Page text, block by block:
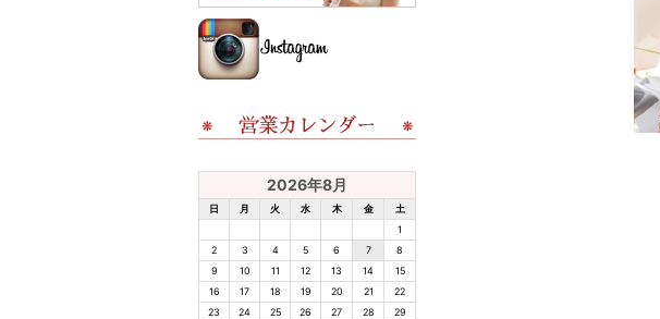
2026年8月
日 月 火 水 木 金
土
1
2
3 4 5 6 7
8
9
10 11 12 13 14
15
16
17 18 19 20 21
22
23
24 25 26 27 28
29